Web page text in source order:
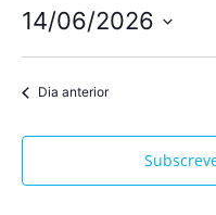
14/06/2026
a
data.Dia anterior